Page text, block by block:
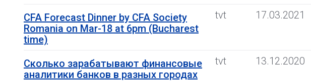
CFA Forecast Dinner by CFA Society
Romania on Mar-18 at 6pm (Bucharest
time)
tvt 17.03.2021
Сколько зарабатывают финансовые
аналитики банков в разных городах
tvt 13.12.2020